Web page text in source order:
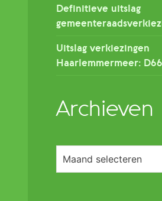
Definitieve uitslag
Uitslag verkiezingen
Haarlemmermeer:
Archieven
Archieven